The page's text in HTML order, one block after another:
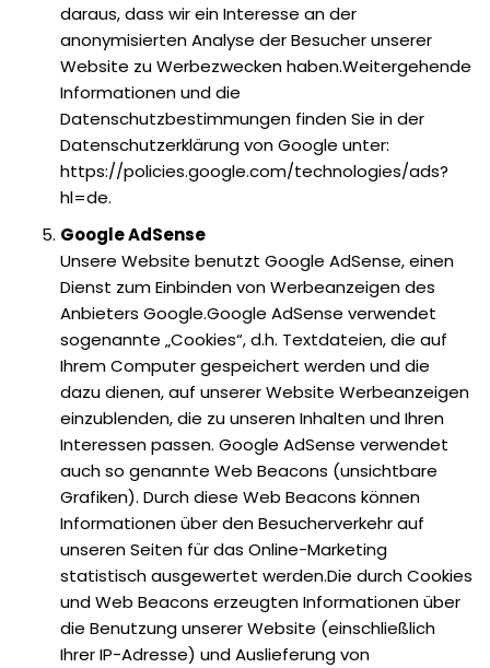
daraus, dass wir ein Interesse an der
anonymisierten Analyse der Besucher unserer
Website zu Werbezwecken haben.Weitergehende
Informationen und die
Datenschutzbestimmungen finden Sie in der
Datenschutzerklärung von Google unter:
https://policies.google.com/technologies/ads?
hl=de.
Google AdSense
Unsere Website benutzt Google AdSense, einen
Dienst zum Einbinden von Werbeanzeigen des
Anbieters Google.Google AdSense verwendet
sogenannte „Cookies“, d.h. Textdateien, die auf
Ihrem Computer gespeichert werden und die
dazu dienen, auf unserer Website Werbeanzeigen
einzublenden, die zu unseren Inhalten und Ihren
Interessen passen. Google AdSense verwendet
auch so genannte Web Beacons (unsichtbare
Grafiken). Durch diese Web Beacons können
Informationen über den Besucherverkehr auf
unseren Seiten für das Online-Marketing
statistisch ausgewertet werden.Die durch Cookies
und Web Beacons erzeugten Informationen über
die Benutzung unserer Website (einschließlich
Ihrer IP-Adresse) und Auslieferung von